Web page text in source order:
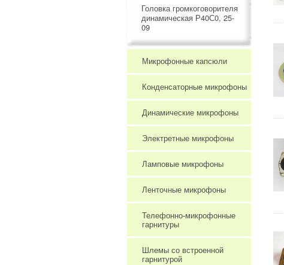
Головка громкоговорителя
динамическая Р40С0, 25-
09
Микрофонные капсюли
Конденсаторные микрофоны
Динамические микрофоны
Электретные микрофоны
Ламповые микрофоны
Ленточные микрофоны
Телефонно-микрофонные
гарнитуры
Шлемы со встроенной
гарнитурой